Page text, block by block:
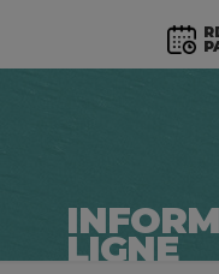
LIGNE